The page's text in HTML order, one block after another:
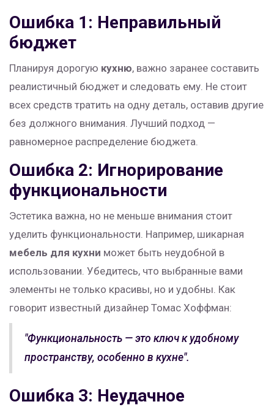
Ошибка 1: Неправильный
бюджет
Планируя дорогую кухню, важно заранее составить
реалистичный бюджет и следовать ему. Не стоит
всех средств тратить на одну деталь, оставив другие
без должного внимания. Лучший подход —
равномерное распределение бюджета.
Ошибка 2: Игнорирование
функциональности
Эстетика важна, но не меньше внимания стоит
уделить функциональности. Например, шикарная
мебель для кухни может быть неудобной в
использовании. Убедитесь, что выбранные вами
элементы не только красивы, но и удобны. Как
говорит известный дизайнер Томас Хоффман:
"Функциональность — это ключ к удобному
пространству, особенно в кухне".
Ошибка 3: Неудачное